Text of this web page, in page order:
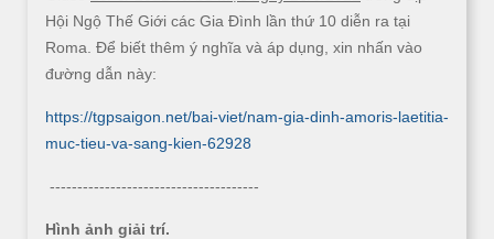
Hội Ngộ Thế Giới các Gia Đình lần thứ 10 diễn ra tại
Roma. Để biết thêm ý nghĩa và áp dụng, xin nhấn vào
đường dẫn này:
https://tgpsaigon.net/bai-viet/nam-gia-dinh-amoris-laetitia-
muc-tieu-va-sang-kien-62928
--------------------------------------
Hình ảnh giải trí.